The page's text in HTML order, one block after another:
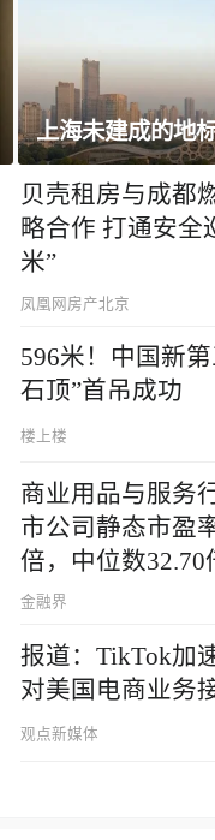
楼
贝壳租房与成都
略合作 打通安全
米”
凤凰网房产北京
596米！中国新
石顶”首吊成功
楼上楼
商业用品与服务
市公司静态市盈
倍，中位数32.70
金融界
报道：TikTok加
对美国电商业务
观点新媒体